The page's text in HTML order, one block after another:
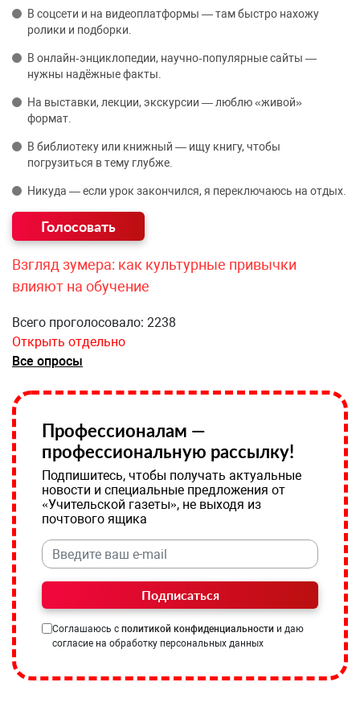
В соцсети и на видеоплатформы — там быстро нахожу
ролики и подборки.
В онлайн‑энциклопедии, научно‑популярные сайты —
нужны надёжные факты.
На выставки, лекции, экскурсии — люблю «живой»
формат.
В библиотеку или книжный — ищу книгу, чтобы
погрузиться в тему глубже.
Никуда — если урок закончился, я переключаюсь на отдых.
Взгляд зумера: как культурные привычки
влияют на обучение
Всего проголосовало: 2238
Открыть отдельно
Все опросы
Профессионалам —
профессиональную рассылку!
Подпишитесь, чтобы получать актуальные
новости и специальные предложения от
«Учительской газеты», не выходя из
почтового ящика
Подписаться
Соглашаюсь с политикой конфиденциальности и даю
согласие на обработку персональных данных